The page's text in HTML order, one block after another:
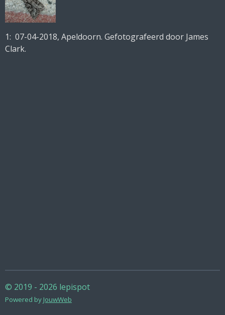
1: 07-04-2018, Apeldoorn. Gefotografeerd door James
Clark.
© 2019 - 2026 lepispot
Powered by JouwWeb